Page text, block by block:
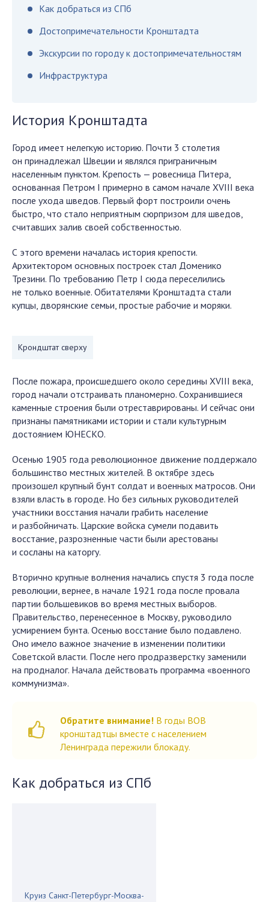
Как добраться из СПб
Достопримечательности Кронштадта
Экскурсии по городу к достопримечательностям
Инфраструктура
История Кронштадта
Город имеет нелегкую историю. Почти 3 столетия
он принадлежал Швеции и являлся приграничным
населенным пунктом. Крепость — ровесница Питера,
основанная Петром I примерно в самом начале XVIII века
после ухода шведов. Первый форт построили очень
быстро, что стало неприятным сюрпризом для шведов,
считавших залив своей собственностью.
С этого времени началась история крепости.
Архитектором основных построек стал Доменико
Трезини. По требованию Петр I сюда переселились
не только военные. Обитателями Кронштадта стали
купцы, дворянские семьи, простые рабочие и моряки.
Крондштат сверху
После пожара, происшедшего около середины XVIII века,
город начали отстраивать планомерно. Сохранившиеся
каменные строения были отреставрированы. И сейчас они
признаны памятниками истории и стали культурным
достоянием ЮНЕСКО.
Осенью 1905 года революционное движение поддержало
большинство местных жителей. В октябре здесь
произошел крупный бунт солдат и военных матросов. Они
взяли власть в городе. Но без сильных руководителей
участники восстания начали грабить население
и разбойничать. Царские войска сумели подавить
восстание, разрозненные части были арестованы
и сосланы на каторгу.
Вторично крупные волнения начались спустя 3 года после
революции, вернее, в начале 1921 года после провала
партии большевиков во время местных выборов.
Правительство, перенесенное в Москву, руководило
усмирением бунта. Осенью восстание было подавлено.
Оно имело важное значение в изменении политики
Советской власти. После него продразверстку заменили
на продналог. Начала действовать программа «военного
коммунизма».
Обратите внимание! В годы ВОВ
кронштадтцы вместе с населением
Ленинграда пережили блокаду.
Как добраться из СПб
Круиз Санкт-Петербург-Москва-